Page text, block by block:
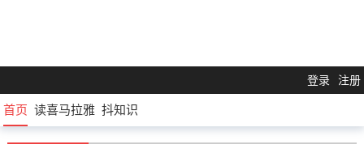
登录 注册
首页 读喜马拉雅 抖知识